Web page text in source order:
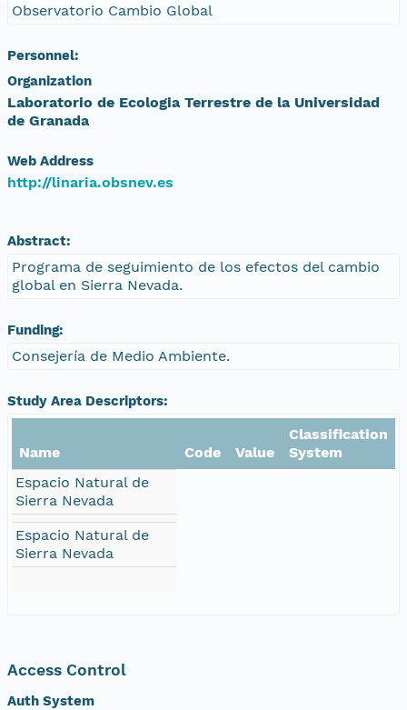
Observatorio Cambio Global
Personnel:
Organization
Laboratorio de Ecologia Terrestre de la Universidad
de Granada
Web Address
http://linaria.obsnev.es
Abstract:
Programa de seguimiento de los efectos del cambio
global en Sierra Nevada.
Funding:
Consejería de Medio Ambiente.
Study Area Descriptors:
Name Code Value
Classification
System
Espacio Natural de
Sierra Nevada
Espacio Natural de
Sierra Nevada
Access Control
Auth System